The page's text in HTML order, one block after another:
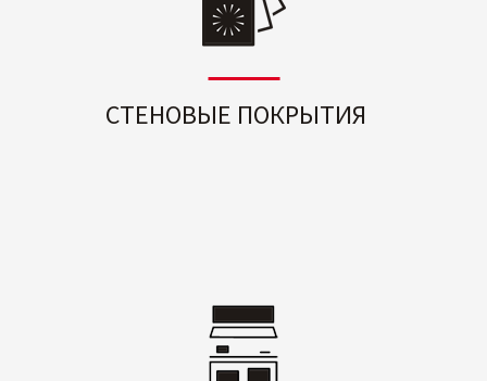
СТЕНОВЫЕ ПОКРЫТИЯ